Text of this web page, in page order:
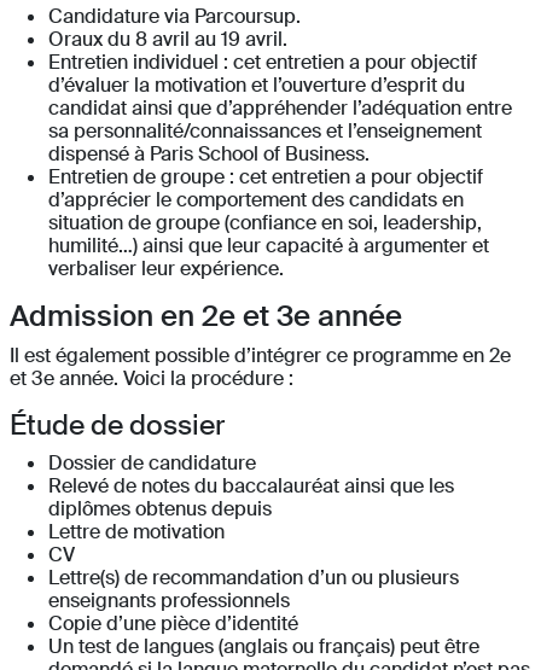
Candidature via Parcoursup.
Oraux du 8 avril au 19 avril.
Entretien individuel : cet entretien a pour objectif
d’évaluer la motivation et l’ouverture d’esprit du
candidat ainsi que d’appréhender l’adéquation entre
sa personnalité/connaissances et l’enseignement
dispensé à Paris School of Business.
Entretien de groupe : cet entretien a pour objectif
d’apprécier le comportement des candidats en
situation de groupe (confiance en soi, leadership,
humilité…) ainsi que leur capacité à argumenter et
verbaliser leur expérience.
Admission en 2e et 3e année
Il est également possible d’intégrer ce programme en 2e
et 3e année. Voici la procédure :
Étude de dossier
Dossier de candidature
Relevé de notes du baccalauréat ainsi que les
diplômes obtenus depuis
Lettre de motivation
CV
Lettre(s) de recommandation d’un ou plusieurs
enseignants professionnels
Copie d’une pièce d’identité
Un test de langues (anglais ou français) peut être